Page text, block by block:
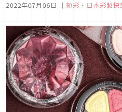
自然紅潤效果，服貼的柔軟質地更是
朋友們趕快來看看介...
2022年07月06日 ｜ 頰彩 、 日本彩妝快